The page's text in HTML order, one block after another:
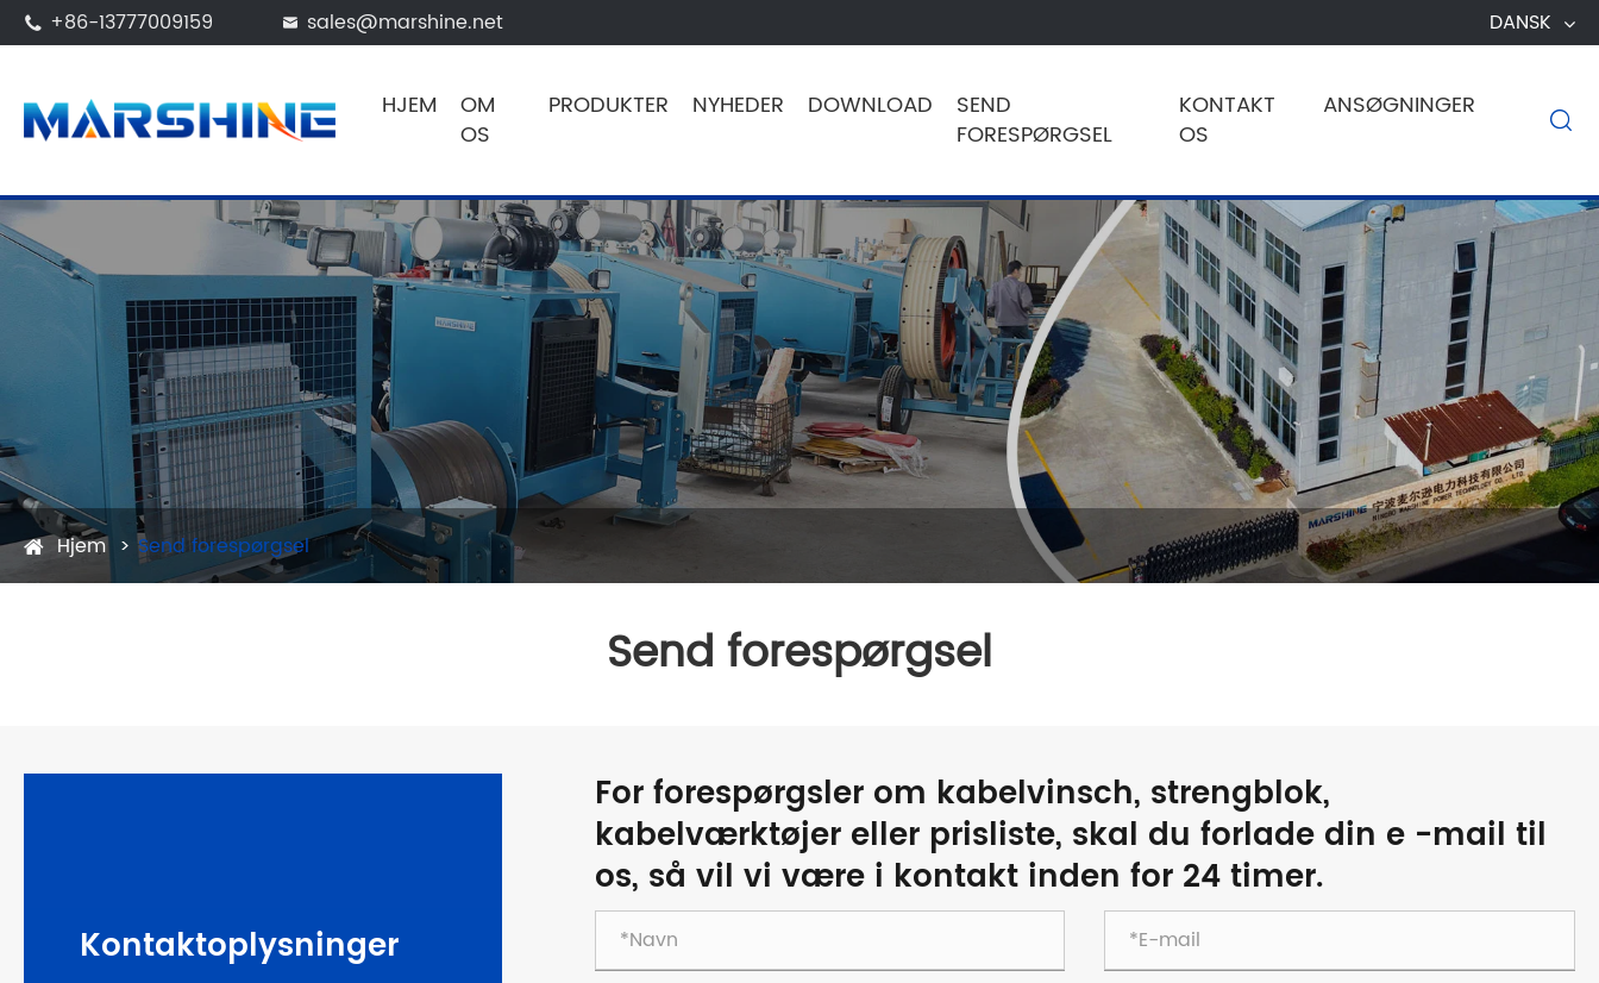
 +86-13777009159  sales@marshine.net DANSK
HJEM
OM
OS
PRODUKTER NYHEDER DOWNLOAD
SEND
FORESPØRGSEL
KONTAKT
OS
ANSØGNINGER 
Hjem Send forespørgsel
Send forespørgsel
Kontaktoplysninger
For forespørgsler om kabelvinsch, strengblok,
kabelværktøjer eller prisliste, skal du forlade din e -mail til
os, så vil vi være i kontakt inden for 24 timer.